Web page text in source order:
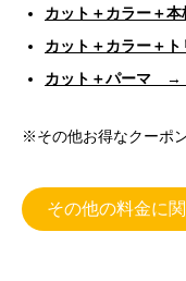
カット＋カラー＋
カット＋カラー＋ト
カット＋パーマ →
※その他お得なクーポ
その他の料金に